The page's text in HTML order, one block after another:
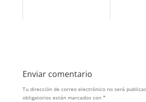
Enviar comentario
Tu dirección de correo electrónico no será
obligatorios están marcados con *